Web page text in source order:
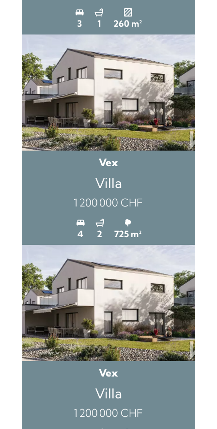
3 1 260 m²
Vex
Villa
1 200 000 CHF
4 2 725 m²
Vex
Villa
1 200 000 CHF